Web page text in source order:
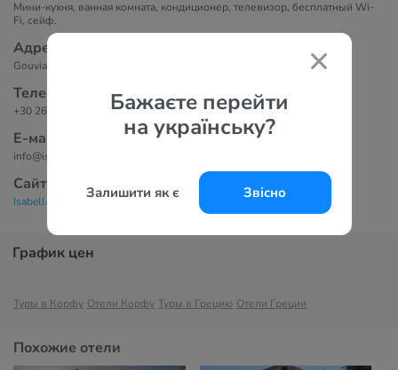
Бажаєте перейти
на українську?
Залишити як є Звісно
Мини-кухня, ванная комната, кондиционер, телевизор, бесплатный Wi-
Fi, сейф.
Адрес
Gouvia - Agios Loukas - Corfu - Greece
Телефоны
+30 2661091000
Е-маil
info@isabella-apartments.gr
Сайт
Isabella Country House 3*
График цен
Туры в Корфу Отели Корфу Туры в Грецию Отели Греции
Похожие отели